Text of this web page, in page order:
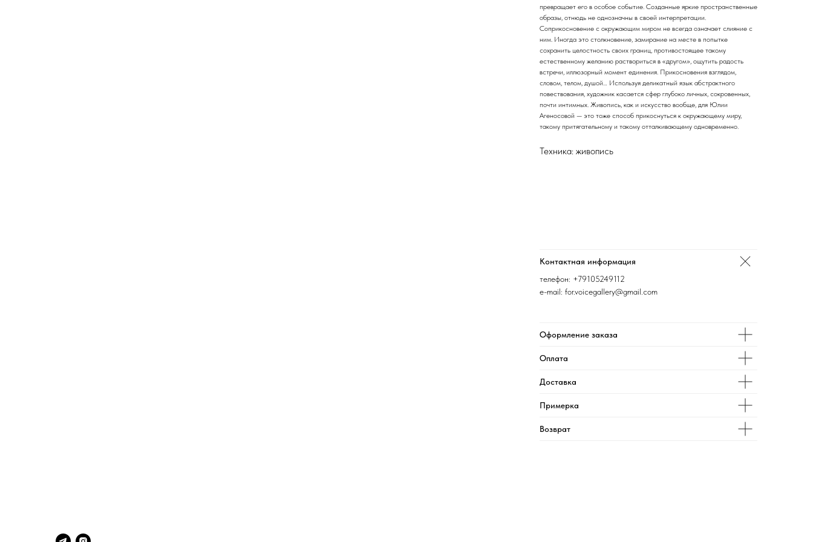
превращает его в особое событие. Созданные яркие пространственные
образы, отнюдь не однозначны в своей интерпретации.
Соприкосновение с окружающим миром не всегда означает слияние с
ним. Иногда это столкновение, замирание на месте в попытке
сохранить целостность своих границ, противостоящее такому
естественному желанию раствориться в «другом», ощутить радость
встречи, иллюзорный момент единения. Прикосновения взглядом,
словом, телом, душой… Используя деликатный язык абстрактного
повествования, художник касается сфер глубоко личных, сокровенных,
почти интимных. Живопись, как и искусство вообще, для Юлии
Агеносовой — это тоже способ прикоснуться к окружающему миру,
такому притягательному и такому отталкивающему одновременно.
Техника: живопись
Контактная информация
телефон: +79105249112
e-mail: for.voicegallery@gmail.com
Оформление заказа
Оплата
Доставка
Примерка
Возврат